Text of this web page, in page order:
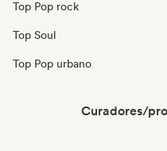
Top Pop rock
Top Soul
Top Pop urbano
Curadores/